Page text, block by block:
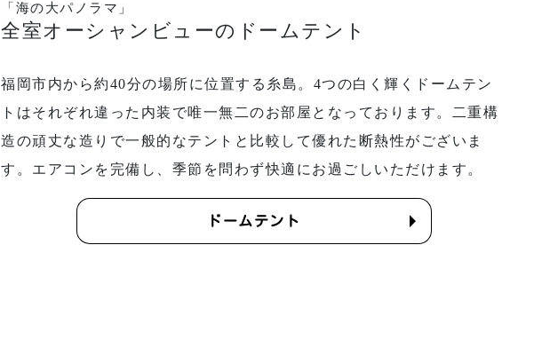
「海の大パノラマ」
全室オーシャンビューのドームテント
福岡市内から約40分の場所に位置する糸島。4つの白く輝くドームテン
トはそれぞれ違った内装で唯一無二のお部屋となっております。二重構
造の頑丈な造りで一般的なテントと比較して優れた断熱性がございま
す。エアコンを完備し、季節を問わず快適にお過ごしいただけます。
ドームテント